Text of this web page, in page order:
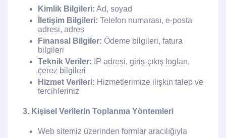
Kimlik Bilgileri: Ad, soyad
İletişim Bilgileri: Telefon numarası, e-posta
adresi, adres
Finansal Bilgiler: Ödeme bilgileri, fatura
bilgileri
Teknik Veriler: IP adresi, giriş-çıkış logları,
çerez bilgileri
Hizmet Verileri: Hizmetlerimize ilişkin talep ve
tercihleriniz
3. Kişisel Verilerin Toplanma Yöntemleri
Web sitemiz üzerinden formlar aracılığıyla